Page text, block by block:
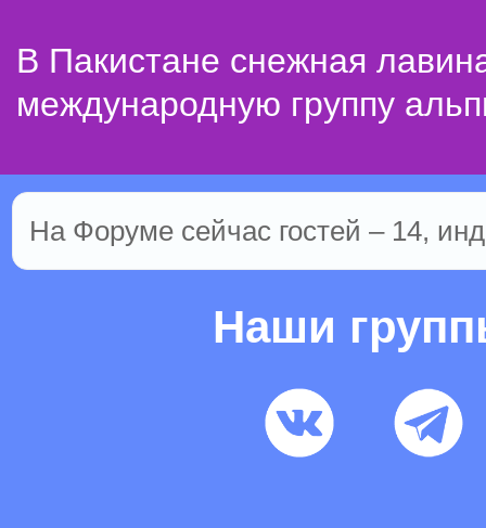
В Пакистане снежная
международную группу
На Форуме сейчас гостей – 14,
Наши